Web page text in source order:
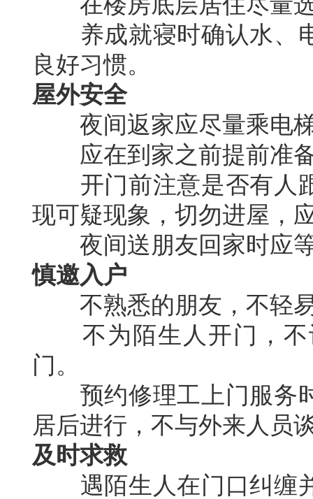
养成就寝时确认水、电
良好习惯。
屋外安全
夜间返家应尽量乘电
应在到家之前提前准备
开门前注意是否有人跟
现可疑现象，切勿进屋，
夜间送朋友回家时应等
慎邀入户
不熟悉的朋友，不轻
不为陌生人开门，不
门。
预约修理工上门服务时
居后进行，不与外来人员
及时求救
遇陌生人在门口纠缠并